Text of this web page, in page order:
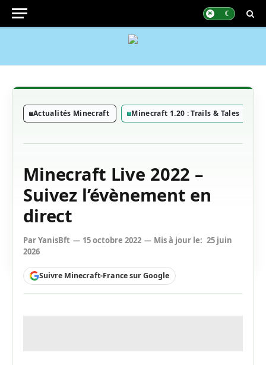
Actualités Minecraft Minecraft 1.20 : Trails & Tales
Minecraft Live 2022 –
Suivez l’évènement en
direct
ParYanisBft 15 octobre 2022 Mis à jour le: 25 juin
2026
Suivre Minecraft-France sur Google